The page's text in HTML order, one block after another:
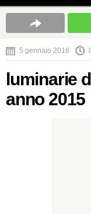
5 gennaio 2016
luminarie
anno 2015